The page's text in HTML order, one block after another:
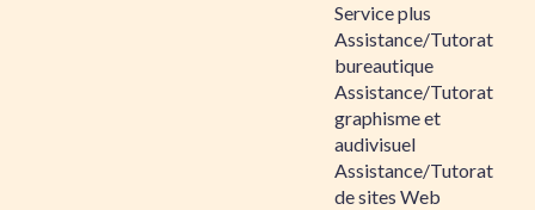
Service plus
Assistance/Tutorat
bureautique
Assistance/Tutorat
graphisme et
audivisuel
Assistance/Tutorat
de sites Web